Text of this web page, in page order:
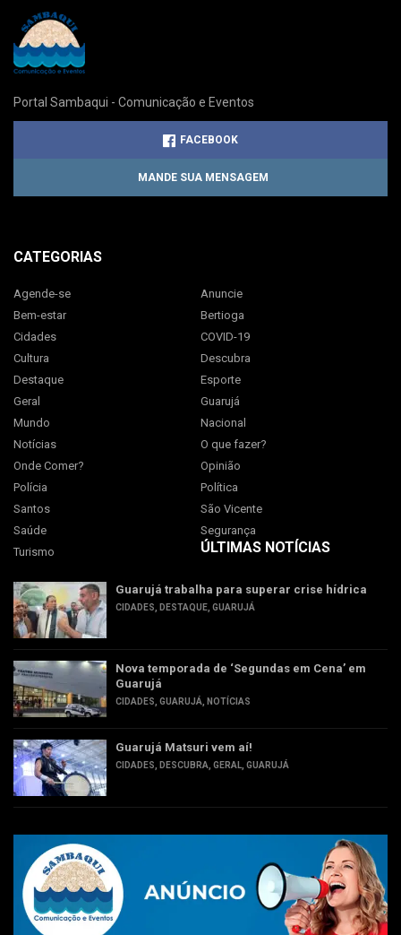
Portal Sambaqui - Comunicação e Eventos
FACEBOOK
MANDE SUA MENSAGEM
CATEGORIAS
Agende-se
Anuncie
Bem-estar
Bertioga
Cidades
COVID-19
Cultura
Descubra
Destaque
Esporte
Geral
Guarujá
Mundo
Nacional
Notícias
O que fazer?
Onde Comer?
Opinião
Polícia
Política
Santos
São Vicente
Saúde
Segurança
Turismo
ÚLTIMAS NOTÍCIAS
Guarujá trabalha para superar crise hídrica
CIDADES DESTAQUE GUARUJÁ
Nova temporada de ‘Segundas em Cena’ em
Guarujá
CIDADES GUARUJÁ NOTÍCIAS
Guarujá Matsuri vem aí!
CIDADES DESCUBRA GERAL GUARUJÁ